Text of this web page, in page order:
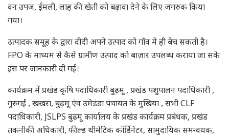
वन उपज, ईमली, लाह की खेती को बढ़ावा देने के लिए जगरुक किया
गया।
उत्पादक समूह के द्वारा दीदी अपने उत्पाद को गाँव मे ही बेच सकती है।
FPO के माध्यम से कैसे ग्रामीण उत्पाद को बाज़ार उपलब्ध कराया जा सके
इस पर जानकारी दी गई।
कार्यक्रम में प्रखंड कृषि पदाधिकारी बुढ़मू , प्रखंड पशुपालन पदाधिकारी ,
गुरुगईं , खखरा, बुढ़मू एंव उमेडंडा पंचायत के मुखिया , सभी CLF
पदाधिकारी, JSLPS बुढ़मू कार्यालय के प्रखंड कार्यक्रम प्रबंधक, प्रखंड
तकनीकी अधिकारी, फील्ड थीमेटिक कॉर्डिनेटर, सामुदायिक समन्वयक,